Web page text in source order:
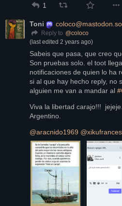
1
Toni
Reply to @coloco
(last edited 2 years ago)
Sabeis que pasa, que creo
Son pruebas solo. el toot
notificaciones de quien lo ha
si al que hay hecho reply, no
alguien me van a mandar al #
Viva la libertad carajo!!!
Argentino.
@aracnido1969 @